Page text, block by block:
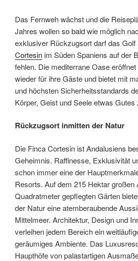
Das Fernweh wächst und die
Jahres wollen so bald wie möglich
exklusiver Rückzugsort darf das Golf
Cortesin im Süden Spaniens auf der
fehlen. Die mediterrane Oase
wieder für ihre Gäste und bietet mit
und höchsten Sicherheitsstandards
Körper, Geist und Seele etwas Gutes
Rückzugsort inmitten der Natur
Die Finca Cortesin ist Andalusiens
Geheimnis. Raffinesse, Exklusivität
schon immer eine der
Resorts. Auf dem 215 Hektar großen
Quadratmeter gepflegten Gärten
der Natur eine atemberaubende
Mittelmeer. Architektur, Design und
verleihen jedem Bereich ein
geräumiges Ambiente. Das
Haupthöfe von palastartigen